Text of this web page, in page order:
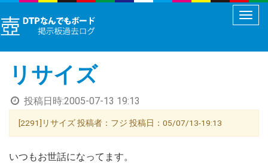
メ
ュ
え
リサイズ
投稿日時:2005-07-13 19:13
[2291]リサイズ 投稿者：フジ 投稿日：05/07/13-19:13
いつもお世話になってます。